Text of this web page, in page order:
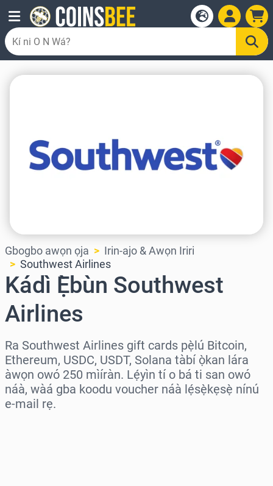
Gbogbo awọn ọja
Irin-ajo & Awọn Iriri
Southwest Airlines
Kádì Ẹ̀bùn Southwest
Airlines
Ra Southwest Airlines gift cards pẹ̀lú Bitcoin,
Ethereum, USDC, USDT, Solana tàbí ọ̀kan lára
àwọn owó 250 mìíràn. Lẹ́yìn tí o bá ti san owó
náà, wàá gba koodu voucher náà lẹ́sẹ̀kẹsẹ̀ nínú
e-mail rẹ.